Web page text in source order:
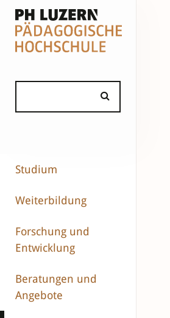
Studium
Weiterbildung
Forschung und
Entwicklung
Beratungen und
Angebote